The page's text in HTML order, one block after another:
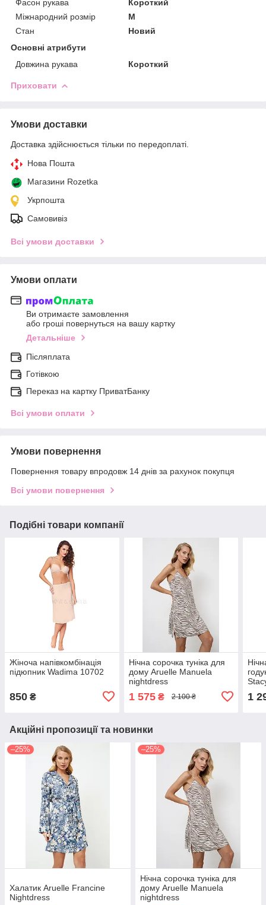
Фасон рукава
Короткий
Міжнародний розмір
M
Стан
Новий
Основні атрибути
Довжина рукава
Короткий
Приховати
Умови доставки
Доставка здійснюється тільки по передоплаті.
Нова Пошта
Магазини Rozetka
Укрпошта
Самовивіз
Всі умови доставки
Умови оплати
Ви отримаєте замовлення
або гроші повернуться на вашу картку
Детальніше
Післяплата
Готівкою
Переказ на картку ПриватБанку
Всі умови оплати
Умови повернення
Повернення товару впродовж 14 днів за рахунок покупця
Всі умови повернення
Подібні товари компанії
Жіноча напівкомбінація
підюпник Wadima 10702
850 ₴
Нічна сорочка туніка для
дому Aruelle Manuela
nightdress
1 575₴ 2 100 ₴ 1
Акційні пропозиції та новинки
–25%
Халатик Aruelle Francine
Nightdress
–25%
Нічна сорочка туніка для
дому Aruelle Manuela
nightdress